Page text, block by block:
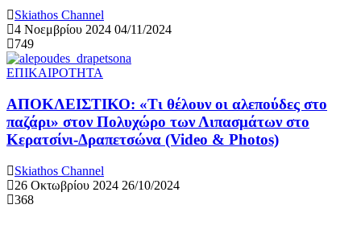
Skiathos Channel
4 Νοεμβρίου 2024 04/11/2024
749
ΕΠΙΚΑΙΡΟΤΗΤΑ
ΑΠΟΚΛΕΙΣΤΙΚΟ: «Τι θέλουν οι αλεπούδες στο
παζάρι» στον Πολυχώρο των Λιπασμάτων στο
Κερατσίνι-Δραπετσώνα (Video & Photos)
Skiathos Channel
26 Οκτωβρίου 2024 26/10/2024
368